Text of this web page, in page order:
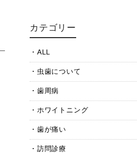
カテゴリー
ALL
虫歯について
歯周病
ホワイトニング
歯が痛い
訪問診療